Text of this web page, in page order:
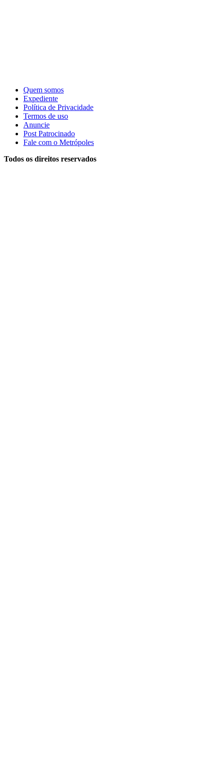
Quem somos
Expediente
Política de Privacidade
Termos de uso
Anuncie
Post Patrocinado
Fale com o Metrópoles
Todos os direitos reservados